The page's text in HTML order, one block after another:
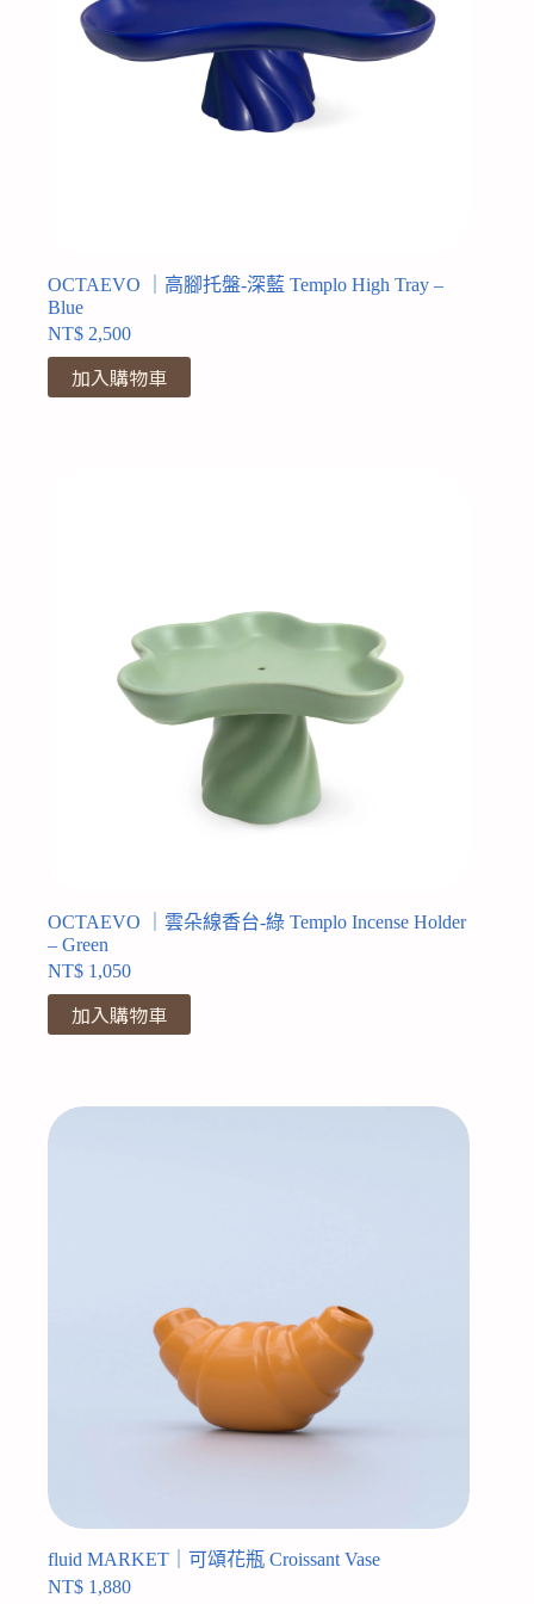
OCTAEVO ｜高腳托盤-深藍 Templo High Tray –
Blue
NT$ 2,500
加入購物車
OCTAEVO ｜雲朵線香台-綠 Templo Incense Holder
– Green
NT$ 1,050
加入購物車
fluid MARKET｜可頌花瓶 Croissant Vase
NT$ 1,880